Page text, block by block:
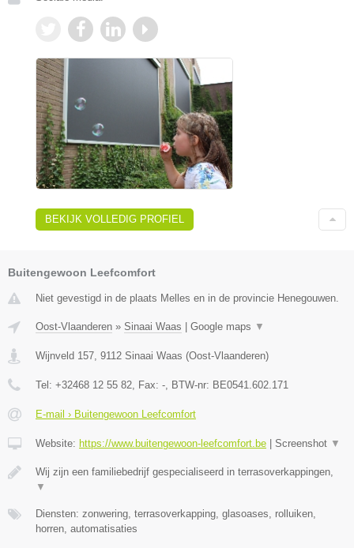
BEKIJK VOLLEDIG PROFIEL
Buitengewoon Leefcomfort
Niet gevestigd in de plaats Melles en in de provincie Henegouwen.
Oost-Vlaanderen » Sinaai Waas | Google maps ▼
Wijnveld 157 9112 Sinaai Waas (Oost-Vlaanderen)
Tel: +32468 12 55 82 , Fax: - , BTW-nr: BE0541.602.171
E-mail › Buitengewoon Leefcomfort
Website: https://www.buitengewoon-leefcomfort.be | Screenshot ▼
Wij zijn een familiebedrijf gespecialiseerd in terrasoverkappingen,
▼
Diensten: zonwering, terrasoverkapping, glasoases, rolluiken,
horren, automatisaties